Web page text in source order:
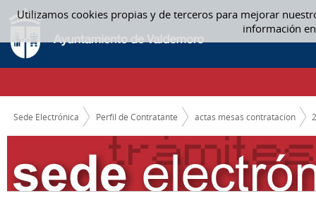
Utilizamos cookies propias y de terceros para mejorar
información
Saltar al contenido
ACTAS MESAS CONTRATACION
CAMINO DE MIGAS
Sede Electrónica Perfil de Contratante actas mesas contratacion